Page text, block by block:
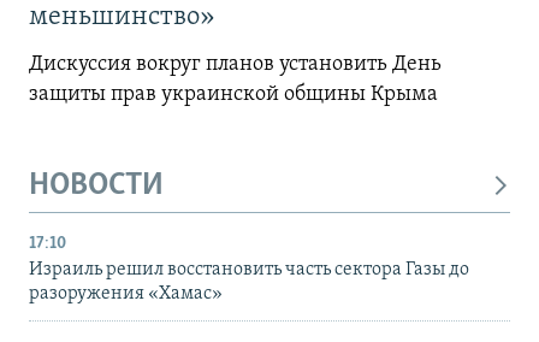
меньшинство»
Дискуссия вокруг планов установить День
защиты прав украинской общины Крыма
НОВОСТИ
17:10
Израиль решил восстановить часть сектора Газы до
разоружения «Хамас»